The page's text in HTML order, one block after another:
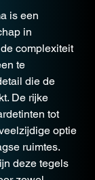
is een
in
complexiteit
te
die de
De rijke
tot
optie
ruimtes.
deze tegels